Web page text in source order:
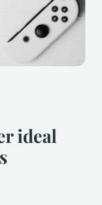
ideal